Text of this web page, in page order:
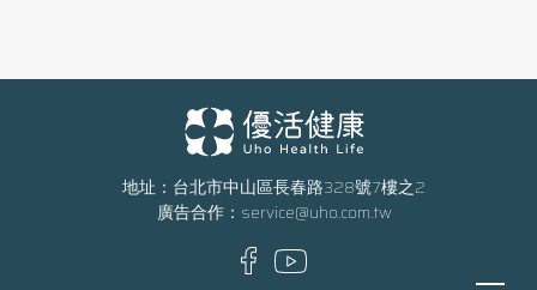
地址：台北市中山區長春路328號7樓之2
廣告合作： service@uho.com.tw